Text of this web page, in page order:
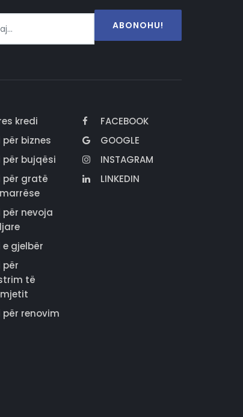
ABONOHU!
kredi
për biznes
për bujqësi
për gratë
për nevoja
e gjelbër
për
të
për renovim
FACEBOOK
GOOGLE
INSTAGRAM
LINKEDIN